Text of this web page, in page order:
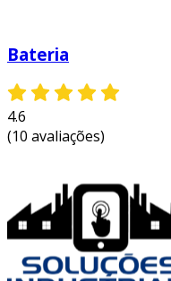
contribuindo para
ambiental.
sua construção
esses benefícios
opção atraente para
aplicações da
Bateria
4.6
(10 avaliações)